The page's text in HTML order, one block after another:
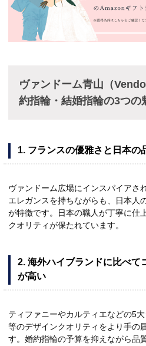
ヴァンドーム青山（
約指輪・結婚指輪の3つの
1. フランスの優雅さと日本の
ヴァンドーム広場にインスパイアさ
エレガンスを持ちながらも、日本人
が特徴です。日本の職人が丁寧に仕
クオリティが保たれています。
2. 海外ハイブランドに比べて
が高い
ティファニーやカルティエなどの5
等のデザインクオリティをより手の
す。婚約指輪の予算を抑えながら品